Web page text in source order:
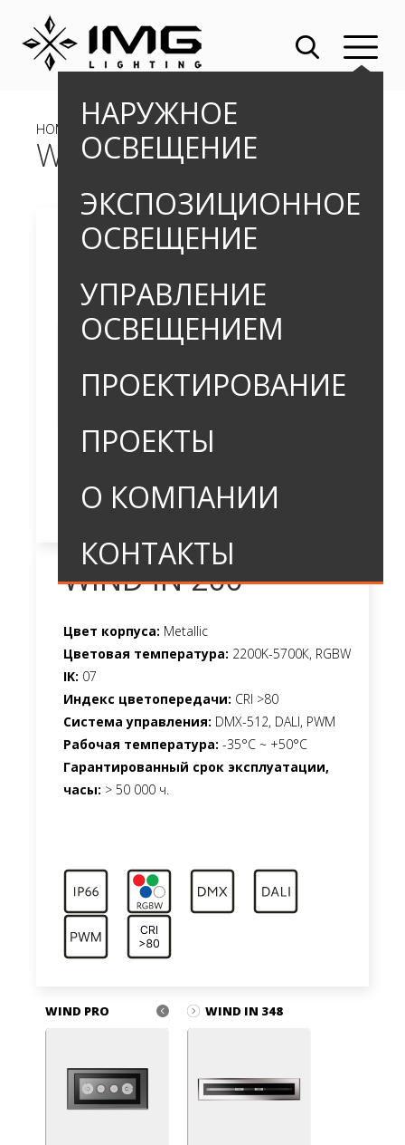
НАРУЖНОЕ
ОСВЕЩЕНИЕ
ЭКСПОЗИЦИОННОЕ
ОСВЕЩЕНИЕ
УПРАВЛЕНИЕ
ОСВЕЩЕНИЕМ
ПРОЕКТИРОВАНИЕ
ПРОЕКТЫ
О КОМПАНИИ
КОНТАКТЫ
HOME » ВСТРАИВАЕМЫЕ СВЕТИЛЬНИКИ
WIND IN 200
WIND IN 200
Цвет корпуса: Metallic
Цветовая температура: 2200K-5700К, RGBW
IK: 07
Индекс цветопередачи: CRI >80
Система управления: DMX-512, DALI, PWM
Рабочая температура: -35°C ~ +50°C
Гарантированный срок эксплуатации,
часы: > 50 000 ч.
WIND PRO WIND IN 348